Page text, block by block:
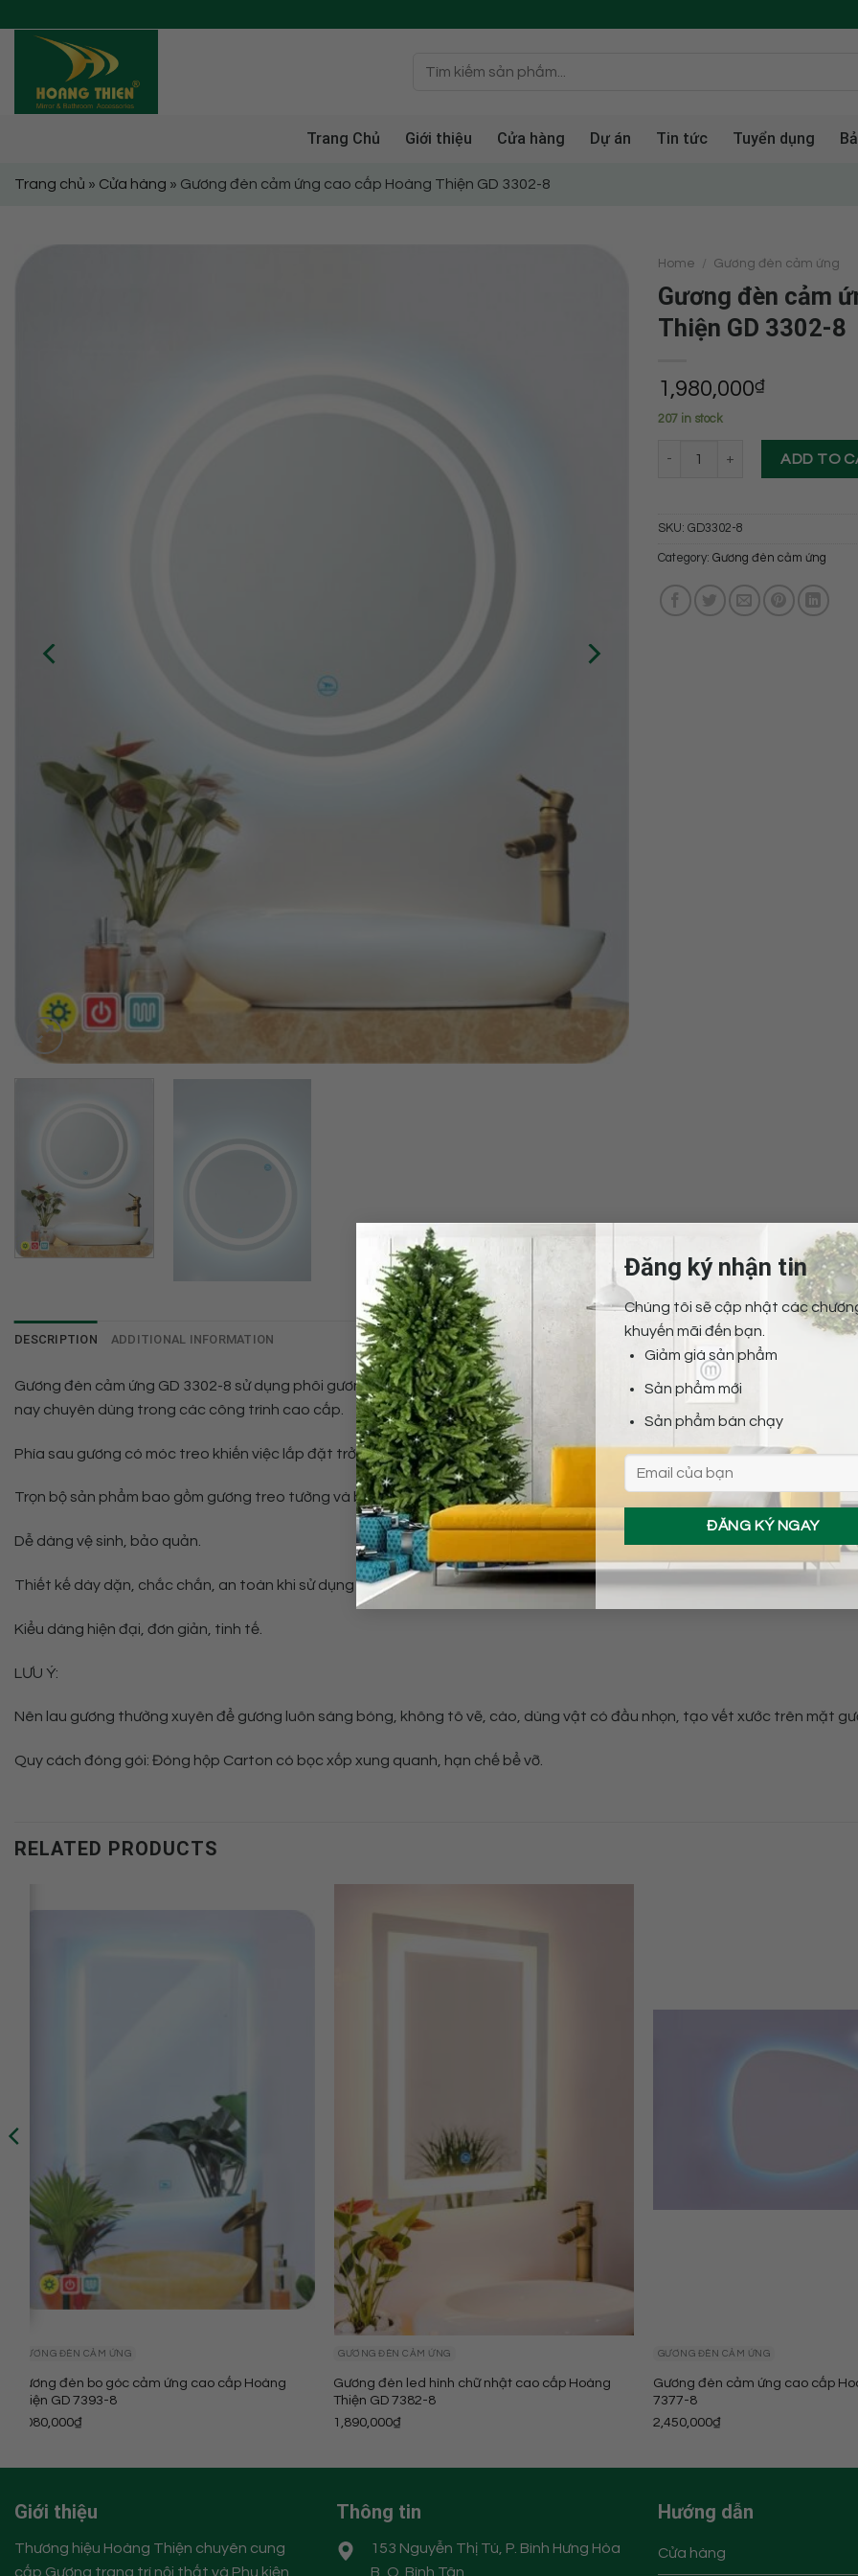
Đăng ký nhận tin
Chúng tôi sẽ cập nhật các
khuyến mãi đến bạn.
Giảm giá sản phẩm
Sản phẩm mới
Sản phẩm bán chạy
to
Trang Chủ Giới thiệu Cửa hàng Dự án Tin tức Tuyển dụng
Trang chủ » Cửa hàng » Gương đèn cảm ứng cao cấp Hoàng Thiện GD 3302-8
Home / Gương đèn cảm ứng
Gương đèn cảm
Thiện GD 3302-8
1,980,000₫
207 in stock
ADD TO
SKU: GD3302-8
Category: Gương đèn cảm ứng
DESCRIPTION ADDITIONAL INFORMATION
Gương đèn cảm ứng GD 3302-8 sử dụng phôi gương Guardian Thái Lan đem đến một hình ảnh sắc nét, rõ ràng, không bị
nay chuyên dùng trong các công trình cao cấp.
️Phía sau gương có móc treo khiến việc lắp đặt trở nên dễ dàng.
️Trọn bộ sản phẩm bao gồm gương treo tường và bộ vít treo.
Dễ dàng vệ sinh, bảo quản.
Thiết kế dày dặn, chắc chắn, an toàn khi sử dụng
️Kiểu dáng hiện đại, đơn giản, tinh tế.
LƯU Ý:
Nên lau gương thường xuyên để gương luôn sáng bóng, không tô vẽ, cào, dùng vật có đầu nhọn, tạo vết xước trên mặt
Quy cách đóng gói: Đóng hộp Carton có bọc xốp xung quanh, hạn chế bể vỡ.
RELATED PRODUCTS
GƯƠNG ĐÈN CẢM ỨNG
Gương đèn bo góc cảm ứng cao cấp Hoàng
Thiện GD 7393-8
2,080,000₫
GƯƠNG ĐÈN CẢM ỨNG
Gương đèn led hình chữ nhật cao cấp Hoàng
Thiện GD 7382-8
1,890,000₫
GƯƠNG ĐÈN CẢM ỨNG
Gương đèn cảm ứng cao cấp
7377-8
2,450,000₫
Giới thiệu
Thương hiệu Hoàng Thiện chuyên cung
cấp Gương trang trí nội thất và Phụ kiện
Thông tin
153 Nguyễn Thị Tú, P. Bình Hưng Hòa
B, Q. Bình Tân
Hướng dẫn
Cửa hàng